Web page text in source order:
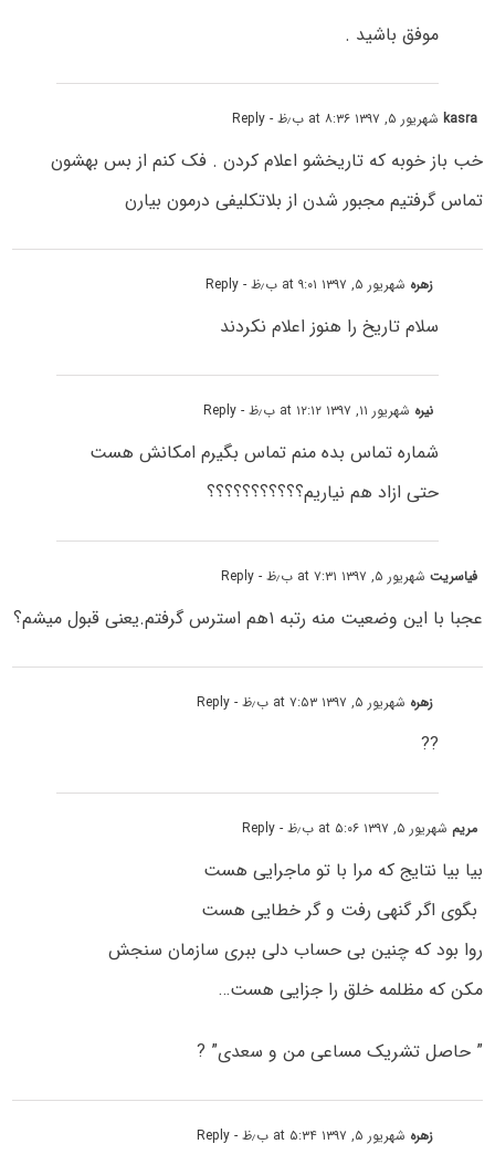
موفق باشید .
kasraشهریور ۵, ۱۳۹۷ at ۸:۳۶ ب٫ظ - Reply
خب باز خوبه که تاریخشو اعلام کردن . فک کنم از بس بهشون
تماس گرفتیم مجبور شدن از بلاتکلیفی درمون بیارن
زهره شهریور ۵, ۱۳۹۷ at ۹:۰۱ ب٫ظ - Reply
سلام تاریخ را هنوز اعلام نکردند
نیره شهریور ۱۱, ۱۳۹۷ at ۱۲:۱۲ ب٫ظ - Reply
شماره تماس بده منم تماس بگیرم امکانش هست
حتی ازاد هم نیاریم؟؟؟؟؟؟؟؟؟؟؟
فیاسریتشهریور ۵, ۱۳۹۷ at ۷:۳۱ ب٫ظ - Reply
عجبا با این وضعیت منه رتبه ۱هم استرس گرفتم.یعنی قبول میشم؟
زهره شهریور ۵, ۱۳۹۷ at ۷:۵۳ ب٫ظ - Reply
??
مریم شهریور ۵, ۱۳۹۷ at ۵:۰۶ ب٫ظ - Reply
بیا بیا نتایج که مرا با تو ماجرایی هست
بگوی اگر گنهی رفت و گر خطایی هست
روا بود که چنین بی حساب دلی ببری سازمان سنجش
مکن که مظلمه خلق را جزایی هست…
” حاصل تشریک مساعی من و سعدی” ?
زهره شهریور ۵, ۱۳۹۷ at ۵:۳۴ ب٫ظ - Reply